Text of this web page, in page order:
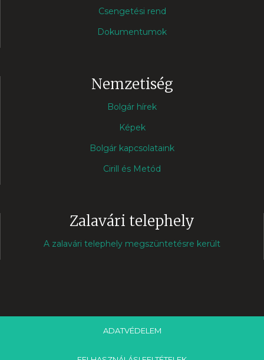
Csengetési rend
Dokumentumok
Nemzetiség
Bolgár hírek
Képek
Bolgár kapcsolataink
Cirill és Metód
Zalavári telephely
A zalavári telephely megszüntetésre került
ADATVÉDELEM